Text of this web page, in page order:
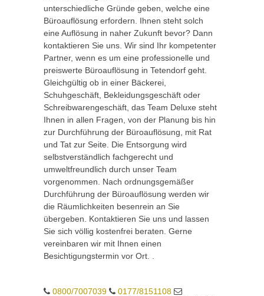
unterschiedliche Gründe geben, welche eine
Büroauflösung erfordern. Ihnen steht solch
eine Auflösung in naher Zukunft bevor? Dann
kontaktieren Sie uns. Wir sind Ihr kompetenter
Partner, wenn es um eine professionelle und
preiswerte Büroauflösung in Tetendorf geht.
Gleichgültig ob in einer Bäckerei,
Schuhgeschäft, Bekleidungsgeschäft oder
Schreibwarengeschäft, das Team Deluxe steht
Ihnen in allen Fragen, von der Planung bis hin
zur Durchführung der Büroauflösung, mit Rat
und Tat zur Seite. Die Entsorgung wird
selbstverständlich fachgerecht und
umweltfreundlich durch unser Team
vorgenommen. Nach ordnungsgemäßer
Durchführung der Büroauflösung werden wir
die Räumlichkeiten besenrein an Sie
übergeben. Kontaktieren Sie uns und lassen
Sie sich völlig kostenfrei beraten. Gerne
vereinbaren wir mit Ihnen einen
Besichtigungstermin vor Ort. .
0800/7007039
0177/8151108